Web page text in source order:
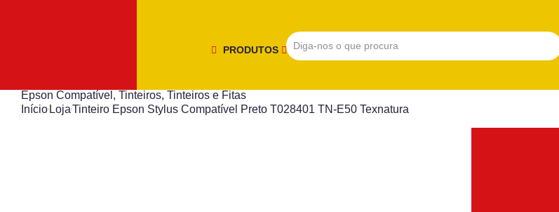
PRODUTOS
Epson Compatível , Tinteiros, Tinteiros e Fitas
Início LojaTinteiro Epson Stylus Compatível Preto T028401 TN-E50 Texnatura